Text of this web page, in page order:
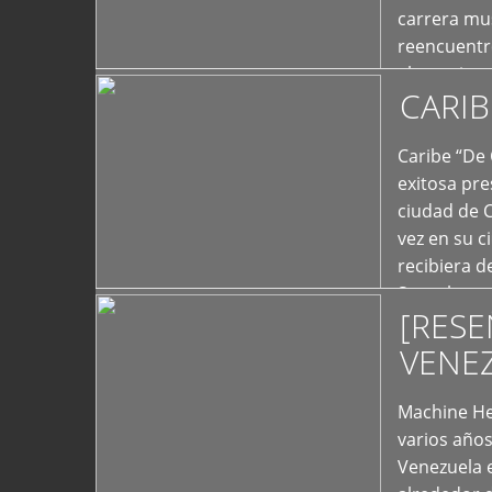
carrera
el exterior
Caribe
exitosa
ciudad de
vez en su
recibiera
Store los
Machine
varios
Venezuela